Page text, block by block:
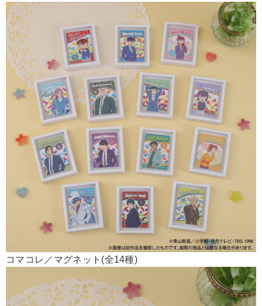
コマコレ／マグネット(全14種)